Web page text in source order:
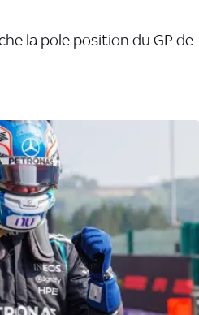
la pole position du GP de